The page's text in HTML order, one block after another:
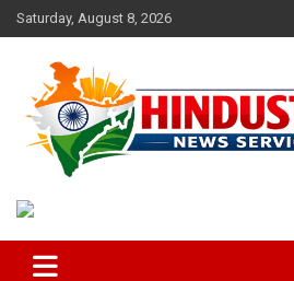
Skip
to
Saturday, August 8, 2026
Hindustan News